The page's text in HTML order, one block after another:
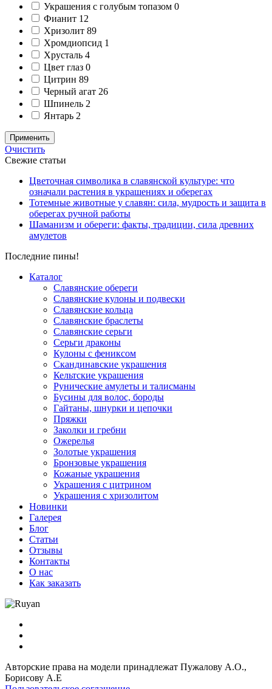
Украшения с голубым топазом 0
Фианит 12
Хризолит 89
Хромдиопсид 1
Хрусталь 4
Цвет глаз 0
Цитрин 89
Черный агат 26
Шпинель 2
Янтарь 2
Применить
Очистить
Свежие статьи
Цветочная символика в славянской культуре: что
означали растения в украшениях и оберегах
Тотемные животные у славян: сила, мудрость и защита в
оберегах ручной работы
Шаманизм и обереги: факты, традиции, сила древних
амулетов
Последние пины!
Каталог
Славянские обереги
Славянские кулоны и подвески
Славянские кольца
Славянские браслеты
Славянские серьги
Серьги драконы
Кулоны с фениксом
Скандинавские украшения
Кельтские украшения
Рунические амулеты и талисманы
Бусины для волос, бороды
Гайтаны, шнурки и цепочки
Пряжки
Заколки и гребни
Ожерелья
Золотые украшения
Бронзовые украшения
Кожаные украшения
Украшения с цитрином
Украшения с хризолитом
Новинки
Галерея
Блог
Статьи
Отзывы
Контакты
О нас
Как заказать
Авторские права на модели принадлежат Пужалову А.О.,
Борисову А.Е